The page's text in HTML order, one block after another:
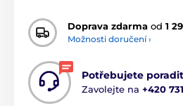
Doprava zdarma od 1
Možnosti doručení ›
Potřebujete
Zavolejte na +420